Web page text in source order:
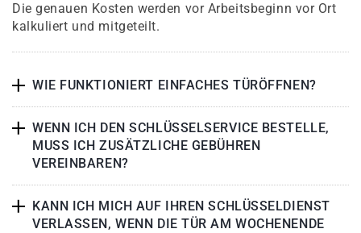
Die genauen Kosten werden vor Arbeitsbeginn vor Ort
kalkuliert und mitgeteilt.
WIE FUNKTIONIERT EINFACHES TÜRÖFFNEN?
WENN ICH DEN SCHLÜSSELSERVICE BESTELLE,
MUSS ICH ZUSÄTZLICHE GEBÜHREN
VEREINBAREN?
KANN ICH MICH AUF IHREN SCHLÜSSELDIENST
VERLASSEN, WENN DIE TÜR AM WOCHENENDE